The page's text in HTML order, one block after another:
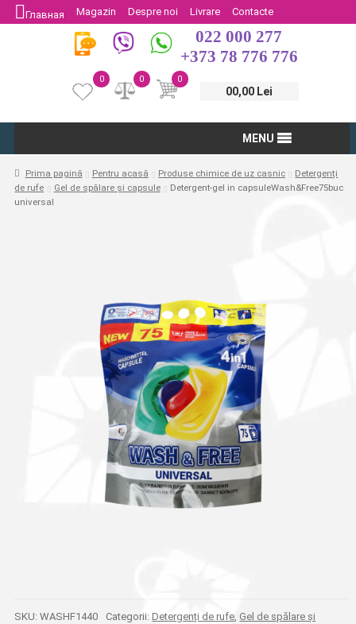
Главная Magazin Despre noi Livrare
Contacte
Protectia Consumatorului
Întoarcere
022 000 277
+373 78 776 776
0
00,00 Lei
0
0
MENU
Prima pagină Pentru acasă Produse chimice de uz casnic
Detergenți
de rufe
Gel de spălare și capsule
Detergent-gel in capsuleWash&Free75buc
universal
SKU:WASHF1440 Categorii:Detergenți de rufe, Gel de spălare și